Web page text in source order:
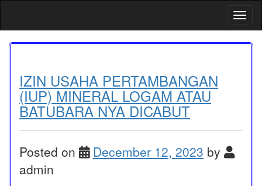
content
IZIN USAHA PERTAMBANGAN
(IUP) MINERAL LOGAM ATAU
BATUBARA NYA DICABUT
Posted on December 12, 2023 by
admin